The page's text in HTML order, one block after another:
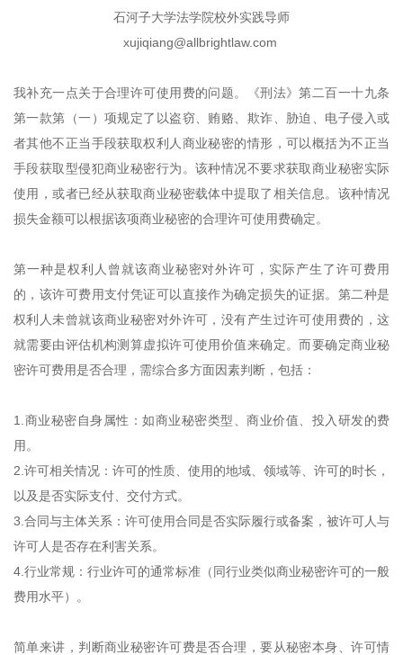
石河子大学法学院校外实践导师
xujiqiang@allbrightlaw.com
我补充一点关于合理许可使用费的问题。《刑法》第二百一十九条
第一款第（一）项规定了以盗窃、贿赂、欺诈、胁迫、电子侵入或
者其他不正当手段获取权利人商业秘密的情形，可以概括为不正当
手段获取型侵犯商业秘密行为。该种情况不要求获取商业秘密实际
使用，或者已经从获取商业秘密载体中提取了相关信息。该种情况
损失金额可以根据该项商业秘密的合理许可使用费确定。
第一种是权利人曾就该商业秘密对外许可，实际产生了许可费用
的，该许可费用支付凭证可以直接作为确定损失的证据。第二种是
权利人未曾就该商业秘密对外许可，没有产生过许可使用费的，这
就需要由评估机构测算虚拟许可使用价值来确定。而要确定商业秘
密许可费用是否合理，需综合多方面因素判断，包括：
1.商业秘密自身属性：如商业秘密类型、商业价值、投入研发的费
用。
2.许可相关情况：许可的性质、使用的地域、领域等、许可的时长，
以及是否实际支付、交付方式。
3.合同与主体关系：许可使用合同是否实际履行或备案，被许可人与
许可人是否存在利害关系。
4.行业常规：行业许可的通常标准（同行业类似商业秘密许可的一般
费用水平）。
简单来讲，判断商业秘密许可费是否合理，要从秘密本身、许可情